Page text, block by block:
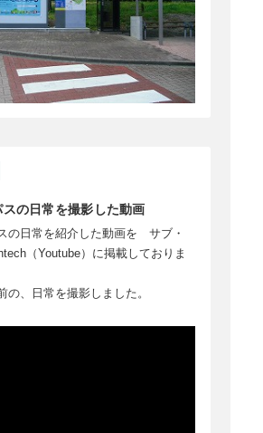
の日常を撮影した動画
の日常を紹介した動画を サブ・
（Youtube）に掲載しておりま
の、日常を撮影しました。